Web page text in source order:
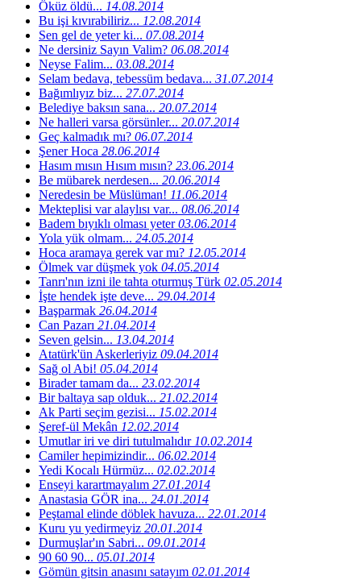
Öküz öldü... 14.08.2014
Bu işi kıvırabiliriz... 12.08.2014
Sen gel de yeter ki... 07.08.2014
Ne dersiniz Sayın Valim? 06.08.2014
Neyse Falim... 03.08.2014
Selam bedava, tebessüm bedava... 31.07.2014
Bağımlıyız biz... 27.07.2014
Belediye baksın sana... 20.07.2014
Ne halleri varsa görsünler... 20.07.2014
Geç kalmadık mı? 06.07.2014
Şener Hoca 28.06.2014
Hasım mısın Hısım mısın? 23.06.2014
Be mübarek nerdesen... 20.06.2014
Neredesin be Müslüman! 11.06.2014
Mekteplisi var alaylısı var... 08.06.2014
Badem bıyıklı olması yeter03.06.2014
Yola yük olmam... 24.05.2014
Hoca aramaya gerek var mı? 12.05.2014
Ölmek var düşmek yok 04.05.2014
Tanrı'nın izni ile tahta oturmuş Türk 02.05.2014
İşte hendek işte deve... 29.04.2014
Başparmak 26.04.2014
Can Pazarı 21.04.2014
Seven gelsin... 13.04.2014
Atatürk'ün Askerleriyiz 09.04.2014
Sağ ol Abi! 05.04.2014
Birader tamam da... 23.02.2014
Bir baltaya sap olduk... 21.02.2014
Ak Parti seçim gezisi... 15.02.2014
Şeref-ül Mekân 12.02.2014
Umutlar iri ve diri tutulmalıdır10.02.2014
Camiler hepimizindir... 06.02.2014
Yedi Kocalı Hürmüz... 02.02.2014
Enseyi karartmayalım 27.01.2014
Anastasia GÖR ina... 24.01.2014
Peştamal elinde döblek havuza... 22.01.2014
Kuru yu yedirmeyiz 20.01.2014
Durmuşlar'ın Sabri... 09.01.2014
90 60 90... 05.01.2014
Gömün gitsin anasını satayım 02.01.2014